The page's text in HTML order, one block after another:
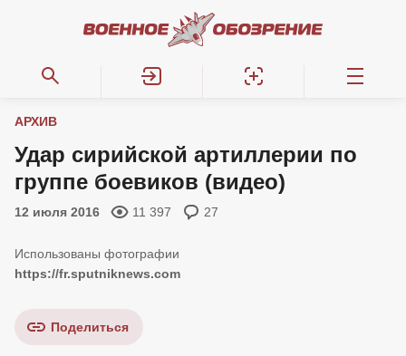
АРХИВ
Удар сирийской артиллерии по
группе боевиков (видео)
12 июля 2016 11 397 27
https://fr.sputniknews.com
Поделиться